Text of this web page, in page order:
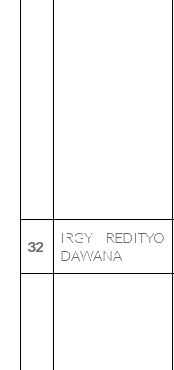
32
IRGY REDITYO
DAWANA